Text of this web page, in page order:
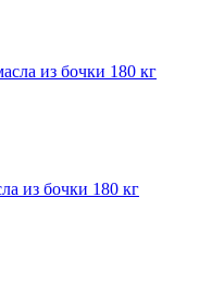
из бочки 180 кг